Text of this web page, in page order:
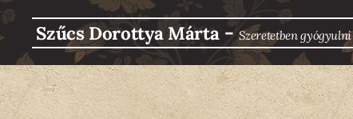
Szűcs Dorottya Márta-Szeretetben gyógyulni